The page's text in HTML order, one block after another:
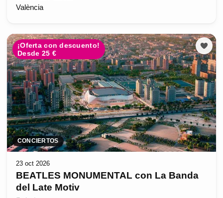
València
¡Oferta con descuento!
Desde 25 €
CONCIERTOS
23 oct 2026
BEATLES MONUMENTAL con La Banda
del Late Motiv